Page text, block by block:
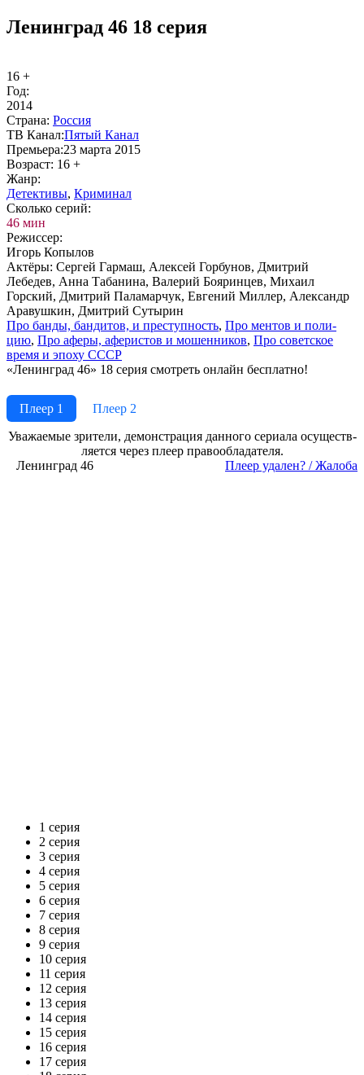
Ленинград 46 18 серия
16 +
Год:
2014
Стра­на: Рос­сия
ТВ Ка­нал:Пя­тый Ка­нал
Пре­мье­ра:23 марта 2015
Воз­раст: 16 +
Жанр:
Де­тек­ти­вы, Кри­ми­нал
Сколь­ко се­рий:
46 мин
Ре­жис­сер:
Игорь Копылов
Ак­тё­ры: Сергей Гармаш, Алексей Горбунов, Дмитрий
Лебедев, Анна Табанина, Валерий Бояринцев, Михаил
Горский, Дмитрий Паламарчук, Евгений Миллер, Александр
Аравушкин, Дмитрий Сутырин
Про бан­ды, бан­ди­тов, и пре­ступ­ность, Про мен­тов и по­ли­
цию, Про афе­ры, афе­ри­стов и мо­шен­ни­ков, Про со­вет­ское
вре­мя и эпо­ху СССР
«Ленинград 46» 18 серия смотреть онлайн бесплатно!
Плеер 1
Плеер 2
Ува­жае­мые зри­те­ли, де­мон­ст­ра­ция дан­но­го се­риа­ла осу­ще­ст­в­
ля­ет­ся че­рез пле­ер пра­во­об­ла­да­те­ля.
Ленинград 46
Пле­ер уда­лен? / Жа­ло­ба
1 серия
2 серия
3 серия
4 серия
5 серия
6 серия
7 серия
8 серия
9 серия
10 серия
11 серия
12 серия
13 серия
14 серия
15 серия
16 серия
17 серия